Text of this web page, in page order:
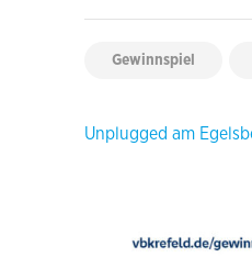
Gewinnspiel
Unplugged am